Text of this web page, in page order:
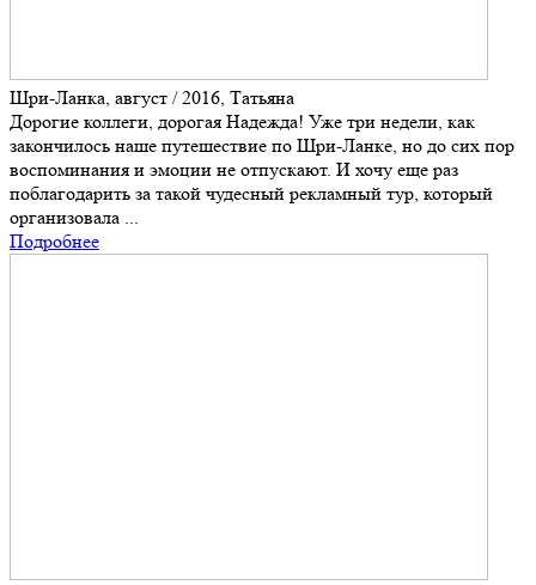
Шри-Ланка, август / 2016, Татьяна
Дорогие коллеги, дорогая Надежда! Уже три недели, как
закончилось наше путешествие по Шри-Ланке, но до сих пор
воспоминания и эмоции не отпускают. И хочу еще раз
поблагодарить за такой чудесный рекламный тур, который
организовала ...
Подробнее